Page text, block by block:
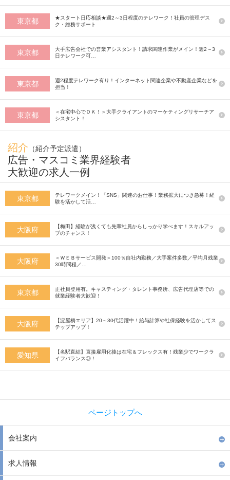
東京都
★スタート日応相談★週2～3日程度のテレワーク！社員の管理デス
ク・総務サポート
東京都
大手広告会社での営業アシスタント！請求関連作業がメイン！週2～3
日テレワーク可…
東京都
週2程度テレワーク有り！インターネット関連企業や不動産企業などを
担当！
東京都
＜在宅中心でＯＫ！＞大手クライアントのマーケティングリサーチア
シスタント！
紹介 （紹介予定派遣）
広告・マスコミ業界経験者
大歓迎の求人一例
東京都
テレワークメイン！「SNS」関連のお仕事！業務拡大につき急募！経
験を活かして活…
大阪府
【梅田】経験が浅くても先輩社員からしっかり学べます！スキルアッ
プのチャンス！
大阪府
＜ＷＥＢサービス開発＞100％自社内勤務／大手案件多数／平均月残業
30時間程／…
東京都
正社員登用有。キャスティング・タレント事務所、広告代理店等での
就業経験者大歓迎！
大阪府
【淀屋橋エリア】20～30代活躍中！給与計算や社保経験を活かしてス
テップアップ！
愛知県
【名駅直結】直接雇用化後は在宅＆フレックス有！残業少でワークラ
イフバランス◎！
ページトップへ
会社案内
求人情報